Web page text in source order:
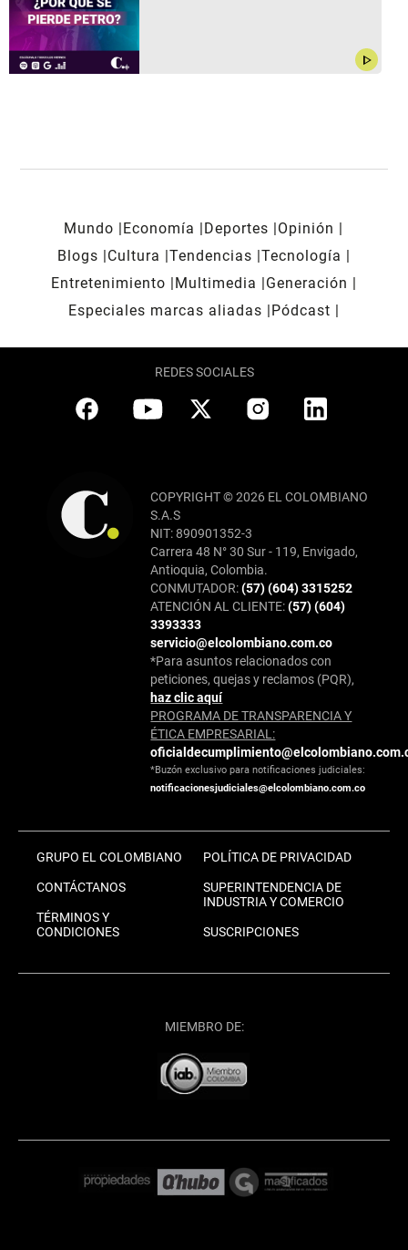
play_arrow
Mundo Economía Deportes
Opinión
Blogs
Cultura Tendencias Tecnología
Entretenimiento
Multimedia
Generación
Especiales marcas aliadas
Pódcast
REDES SOCIALES
COPYRIGHT © 2026 EL COLOMBIANO
S.A.S
NIT: 890901352-3
Carrera 48 N° 30 Sur - 119, Envigado,
Antioquia, Colombia.
CONMUTADOR:(57) (604) 3315252
ATENCIÓN AL CLIENTE:(57) (604)
3393333
servicio@elcolombiano.com.co
*Para asuntos relacionados con
peticiones, quejas y reclamos (PQR),
haz clic aquí
PROGRAMA DE TRANSPARENCIA Y
ÉTICA EMPRESARIAL:
*Buzón exclusivo para notificaciones judiciales:
notificacionesjudiciales@elcolombiano.com.co
GRUPO EL COLOMBIANO
CONTÁCTANOS
TÉRMINOS Y
CONDICIONES
POLÍTICA DE PRIVACIDAD
SUPERINTENDENCIA DE
INDUSTRIA Y COMERCIO
SUSCRIPCIONES
MIEMBRO DE: